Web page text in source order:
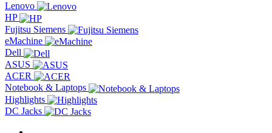
Lenovo
HP
Fujitsu Siemens
eMachine
Dell
ASUS
ACER
Notebook & Laptops
Highlights
DC Jacks